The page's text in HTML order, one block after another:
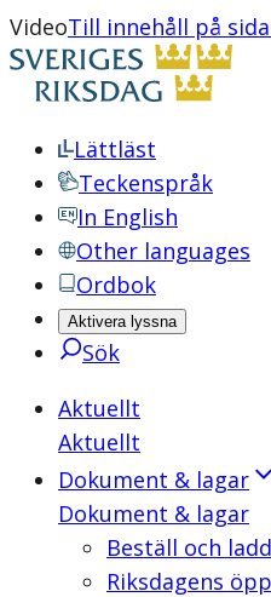
VideoTill innehåll på
Lättläst
Teckenspråk
In English
Other languages
Ordbok
Aktivera lyssna
Sök
Aktuellt
Aktuellt
Dokument & lagar
Dokument & lagar
Beställ och
Riksdagens